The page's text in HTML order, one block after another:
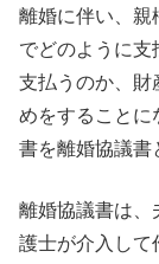
離婚に伴い、親
でどのように支
支払うのか、財
めをすることに
書を離婚協議書
離婚協議書は、
護士が介入して